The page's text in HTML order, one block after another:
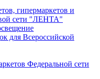
гипермаркетов и
сети "ЛЕНТА"
для Всероссийской
Федеральной сети